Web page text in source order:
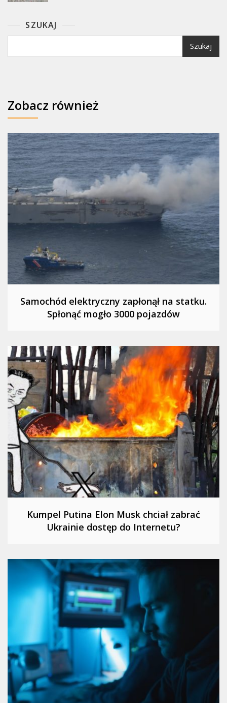
SZUKAJ
Szukaj
Zobacz również
Samochód elektryczny zapłonął na statku.
Spłonąć mogło 3000 pojazdów
Kumpel Putina Elon Musk chciał zabrać
Ukrainie dostęp do Internetu?